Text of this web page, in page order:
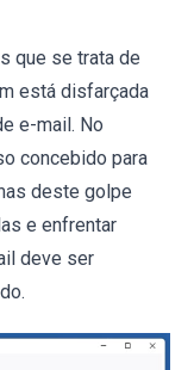
que se trata de
está disfarçada
e-mail. No
concebido para
deste golpe
e enfrentar
deve ser